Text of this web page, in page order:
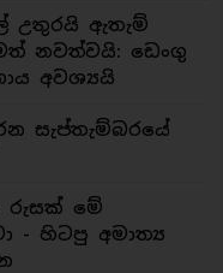
උතුරයි ඇතැම්
නවත්වයි: ඩෙංගු
අවශ්‍යයි
සැප්තැම්බරයේ
රුසක් මේ
- හිටපු අමාත්‍ය